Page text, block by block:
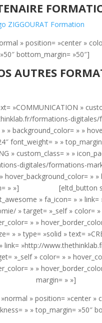
» position= »center »
bottom_margin= »50″]
AUTRES
»COMMUNICATION »
formations-
» background_color= » »
»24″ font_weight= » »
» custom_class= » »
digitales/formations-
hover_background_color= »
» »] [eltd_button
» fa_icon= » »
» target= »_self » color=
» »
»solid » text=
link= »http://
»_self » color= » »
» »
margin= » »]
» position= »center »
» » top_margin= »50″